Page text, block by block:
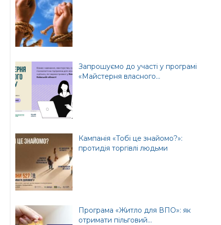
Запрошуємо до участі у програмі
«Майстерня власного...
Кампанія «Тобі це знайомо?»:
протидія торгівлі людьми
Програма «Житло для ВПО»: як
отримати пільговий...